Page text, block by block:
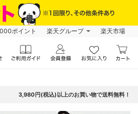
ポイント 楽天グループ 楽天市場
3,980円(税込)以上のお買い物で送料無料！